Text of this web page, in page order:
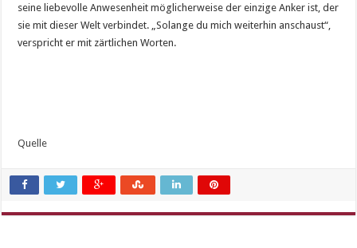
seine liebevolle Anwesenheit möglicherweise der einzige Anker ist, der
sie mit dieser Welt verbindet. „Solange du mich weiterhin anschaust“,
verspricht er mit zärtlichen Worten.
Quelle